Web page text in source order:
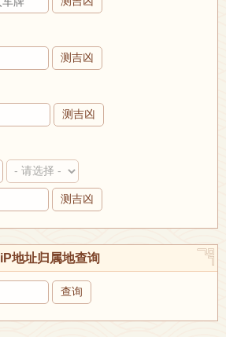
测吉凶
测吉凶
测吉凶
iP地址归属地查询
查询